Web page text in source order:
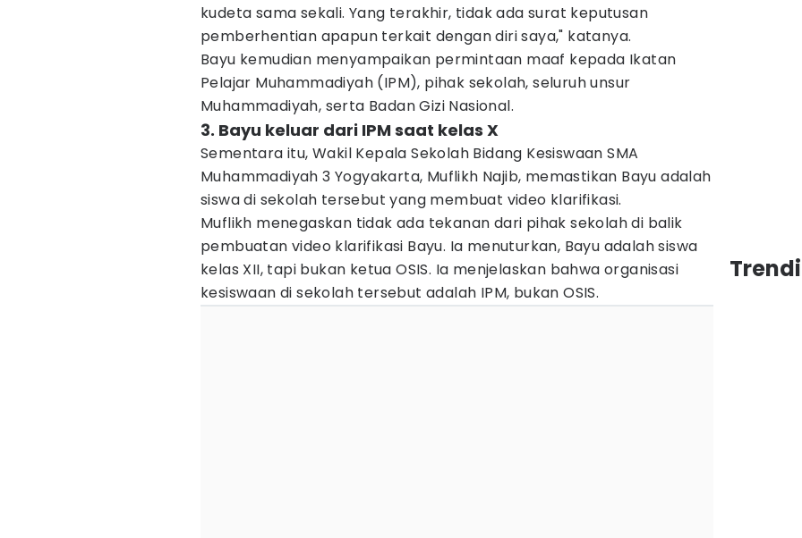
kudeta sama sekali. Yang terakhir, tidak ada surat keputusan
pemberhentian apapun terkait dengan diri saya," katanya.
Bayu kemudian menyampaikan permintaan maaf kepada Ikatan
Pelajar Muhammadiyah (IPM), pihak sekolah, seluruh unsur
Muhammadiyah, serta Badan Gizi Nasional.
3. Bayu keluar dari IPM saat kelas X
Sementara itu, Wakil Kepala Sekolah Bidang Kesiswaan SMA
Muhammadiyah 3 Yogyakarta, Muflikh Najib, memastikan Bayu adalah
siswa di sekolah tersebut yang membuat video klarifikasi.
Muflikh menegaskan tidak ada tekanan dari pihak sekolah di balik
pembuatan video klarifikasi Bayu. Ia menuturkan, Bayu adalah siswa
kelas XII, tapi bukan ketua OSIS. Ia menjelaskan bahwa organisasi
kesiswaan di sekolah tersebut adalah IPM, bukan OSIS.